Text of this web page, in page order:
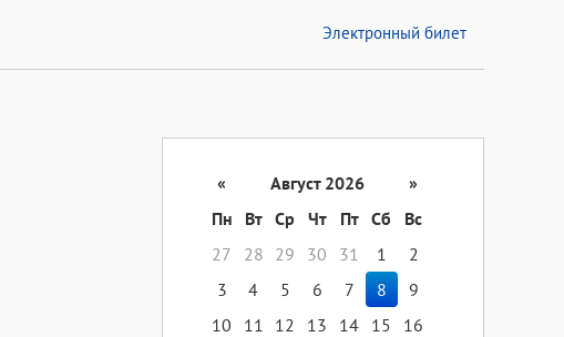
Электронный билет
« Август 2026
»
Пн
Вт Ср Чт Пт Сб
Вс
27
28 29 30 31 1
2
3
4 5 6 7 8
9
10
11 12 13 14 15
16